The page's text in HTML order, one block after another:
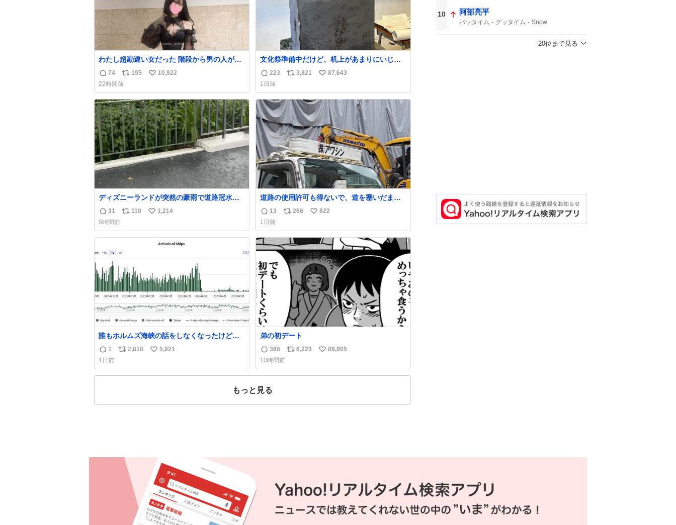
わたし超勘違い女だった 階段から男の人が降
りて来てたんだけど この格好の女が立ってた
ら一回は足が止まるでしょ？普通。降りてき
たのは仕事帰りっぽい男の人で、足取り重そ
うに歩いてて見るからに異変を感じたんだけ
ど
返
信
数
74
リ
ポ
ス
ト
数
195
い
ね
数
10,922
22時間前
文化祭準備中だけど、机上があまりにいじめ
っぽすぎる
返
信
数
223
リ
ス
ト
数
3,821
い
ね
数
87,643
1日前
ディズニーランドが突然の豪雨で道路冠水し
てるんだけど☔️ この雨で今年初のミッション
クールダウン中止。幾ら何でもやばすぎだ
ろ...
返
信
数
31
リ
ス
110
い
ね
1,214
5時間前
道路の使用許可も得ないで、道を塞いだまま
解体作業してる。 写真を撮ろうとしたら「勝
手に写真撮るな馬鹿野郎」と罵倒されるな
ど。
返
信
数
13
リ
ス
ト
数
266
い
ね
数
822
1日前
誰もホルムズ海峡の話をしなくなったけどタ
ンカーの往来は消滅したままですねと
返
信
数
1
リ
ス
2,818
い
ね
5,921
1日前
弟の初デート
返
信
数
368
リ
ス
6,223
い
ね
89,905
10時間前
もっと見る
10 阿部亮平
バッタイム グッタイム Snow
20位まで見る